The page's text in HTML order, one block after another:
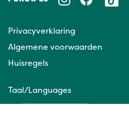
Privacyverklaring
Algemene voorwaarden
Huisregels
Taal/Languages